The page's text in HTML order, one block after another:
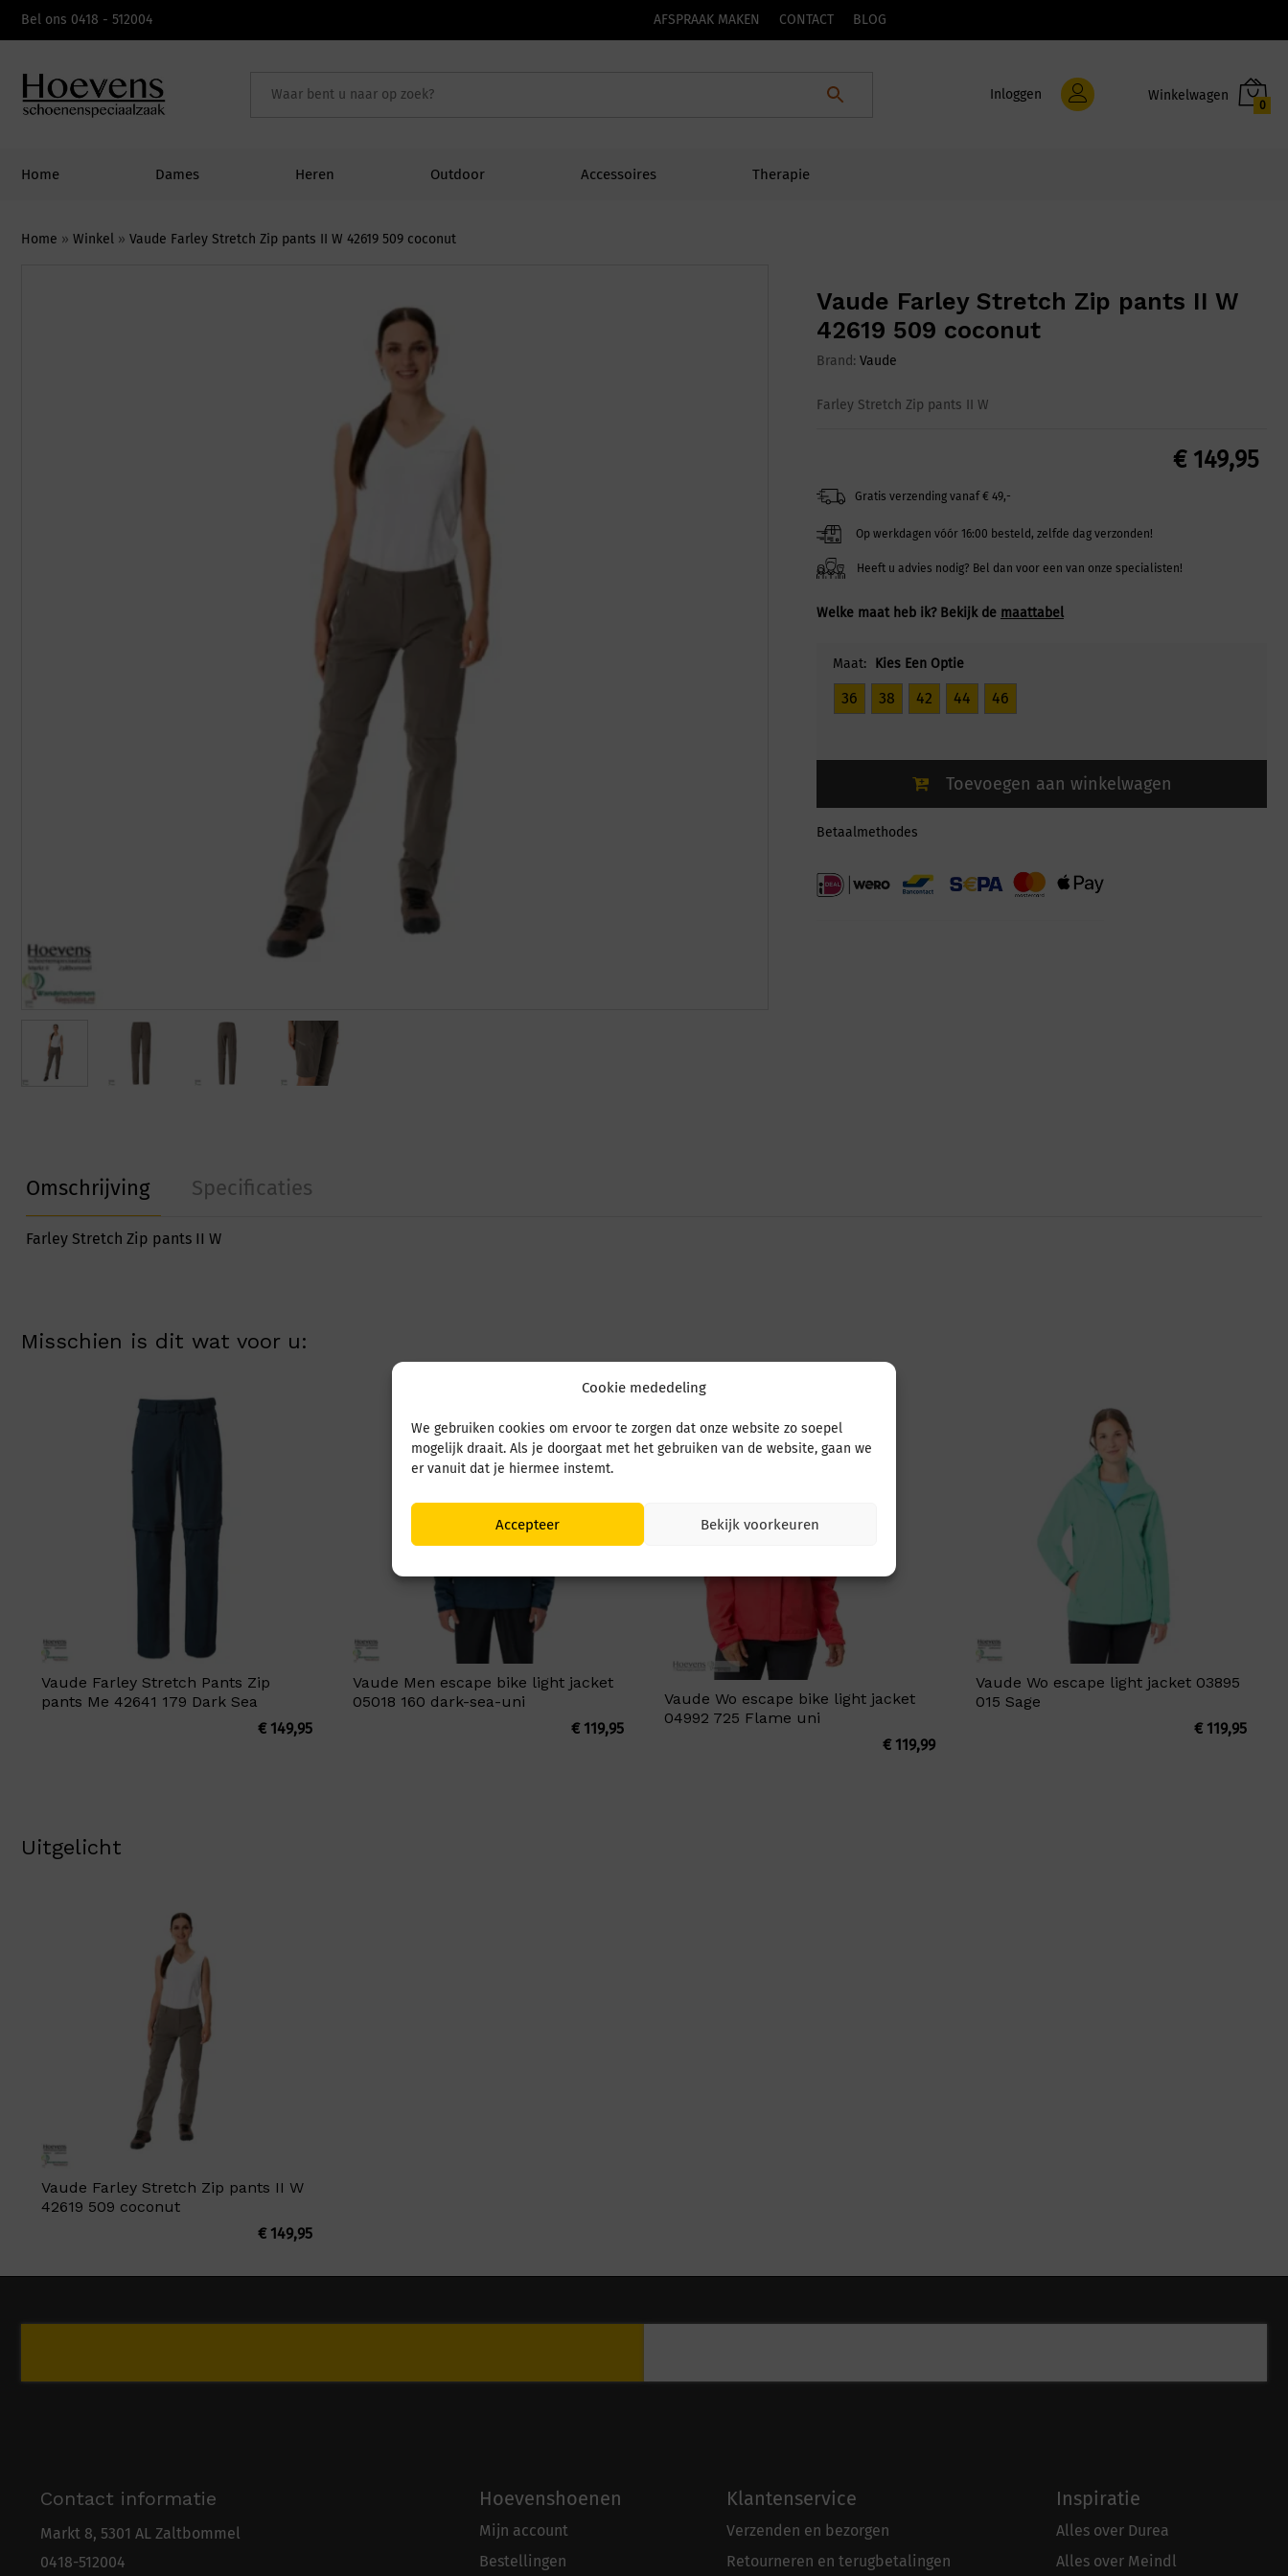
Cookie mededeling
We gebruiken cookies om ervoor te zorgen dat onze website zo soepel
mogelijk draait. Als je doorgaat met het gebruiken van de website, gaan we
er vanuit dat je hiermee instemt.
Accepteer Bekijk voorkeuren
Bel ons 0418 - 512004 AFSPRAAK MAKEN CONTACT BLOG
Inloggen
0
Home Dames Heren Outdoor Accessoires Therapie
Home » Winkel » Vaude Farley Stretch Zip pants II W 42619 509 coconut
Vaude Farley Stretch Zip pants II W
42619 509 coconut
Brand: Vaude
Farley Stretch Zip pants II W
€149,95
Gratis verzending vanaf € 49,-
Op werkdagen vóór 16:00 besteld, zelfde dag verzonden!
Heeft u advies nodig? Bel dan voor een van onze specialisten!
Welke maat heb ik? Bekijk de maattabel
Maat: Kies Een Optie
36 38 42 44 46
Toevoegen aan winkelwagen
Betaalmethodes
Omschrijving Specificaties
Farley Stretch Zip pants II W
Misschien is dit wat voor u:
Vaude Farley Stretch Pants Zip
pants Me 42641 179 Dark Sea
€149,95
Vaude Men escape bike light jacket
05018 160 dark-sea-uni
€119,95
Vaude Wo escape bike light jacket
04992 725 Flame uni
€119,99
Vaude Wo escape light jacket 03895
015 Sage
€119,95
Uitgelicht
Vaude Farley Stretch Zip pants II W
42619 509 coconut
€149,95
Contact informatie
Markt 8, 5301 AL Zaltbommel
0418-512004
Hoevenshoenen
Mijn account
Bestellingen
Klantenservice
Verzenden en bezorgen
Retourneren en terugbetalingen
Inspiratie
Alles over Durea
Alles over Meindl